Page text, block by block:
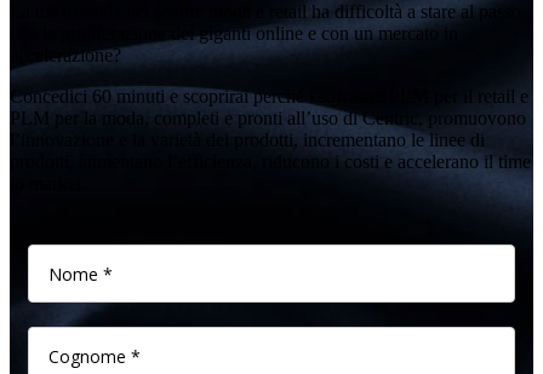
La tua azienda nel settore moda e retail ha difficoltà a stare al passo
con la proliferazione dei giganti online e con un mercato in
accelerazione?
Concedici 60 minuti e scoprirai perché i software PLM per il retail e
PLM per la moda, completi e pronti all’uso di Centric, promuovono
l’innovazione e la varietà dei prodotti, incrementano le linee di
prodotti, aumentano l’efficienza, riducono i costi e accelerano il time